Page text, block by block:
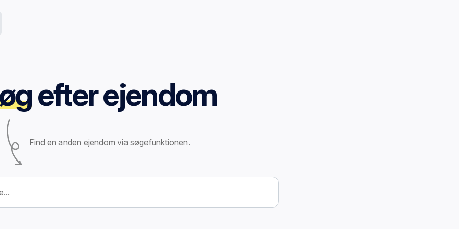
efter ejendom
Find en anden ejendom via søgefunktionen.